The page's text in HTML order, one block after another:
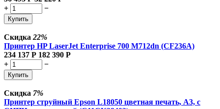
+
−
Купить
Скидка 22%
Принтер HP LaserJet Enterprise 700 M712dn (CF236A)
234 137 Р 182 390 Р
+
−
Купить
Скидка 7%
Принтер струйный Epson L18050 цветная печать, A3, с